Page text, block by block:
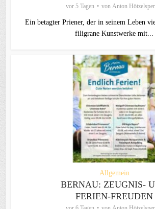
vor 5 Tagen von Anton
Ein betagter Priener, der in seinem Leben
filigrane Kunstwerke mit...
Allgemein
BERNAU: ZEUGNIS-
FERIEN-FREUDEN